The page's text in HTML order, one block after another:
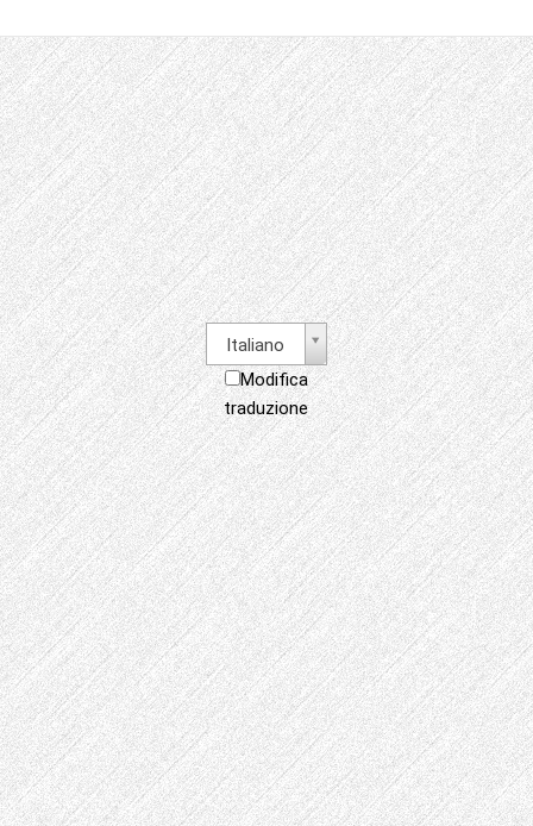
Italiano
Modifica
traduzione